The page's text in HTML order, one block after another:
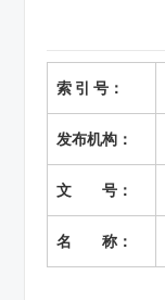
索 引 号：
发布机构：
文 号：
名 称：